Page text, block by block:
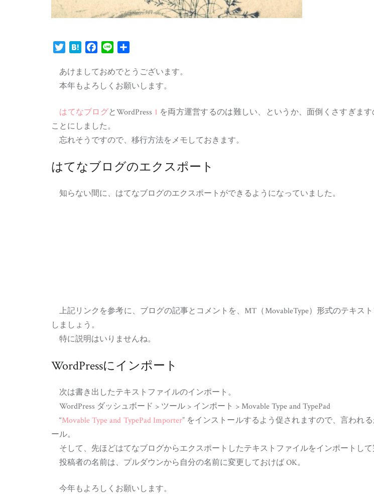
TwitterHatenaFacebook
Line
あけましておめでとうございます。
本年もよろしくお願いします。
はてなブログとWordPress 1 を両方運営するのは難しい、というか、面倒くさすぎま
ことにしました。
忘れそうですので、移行方法をメモしておきます。
はてなブログのエクスポート
知らない間に、はてなブログのエクスポートができるようになっていました。
上記リンクを参考に、ブログの記事とコメントを、MT（MovableType）形式のテキス
しましょう。
特に説明はいりませんね。
WordPressにインポート
次は書き出したテキストファイルのインポート。
WordPress ダッシュボード > ツール > インポート > Movable Type and TypePad
“Movable Type and TypePad Importer” をインストールするよう促されますので、言われ
ール。
そして、先ほどはてなブログからエクスポートしたテキストファイルをインポートして
投稿者の名前は、プルダウンから自分の名前に変更しておけば OK。
今年もよろしくお願いします。